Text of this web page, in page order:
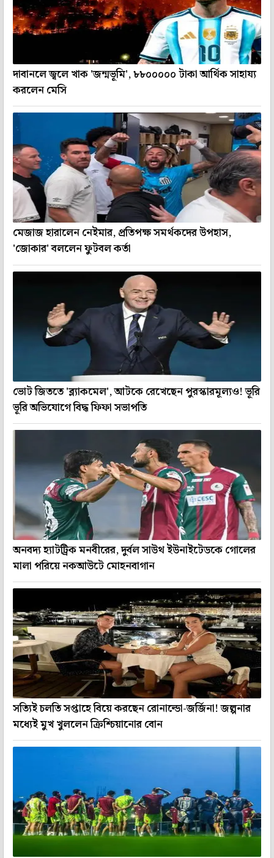
দাবানলে জ্বলে খাক 'জন্মভূমি', ৮৮০০০০০ টাকা আর্থিক সাহায্য
করলেন মেসি
মেজাজ হারালেন নেইমার, প্রতিপক্ষ সমর্থকদের উপহাস,
'জোকার' বললেন ফুটবল কর্তা
ভোট জিততে 'ব্ল্যাকমেল', আটকে রেখেছেন পুরস্কারমূল্যও! ভূরি
ভূরি অভিযোগে বিদ্ধ ফিফা সভাপতি
অনবদ্য হ্যাটট্রিক মনবীরের, দুর্বল সাউথ ইউনাইটেডকে গোলের
মালা পরিয়ে নকআউটে মোহনবাগান
সত্যিই চলতি সপ্তাহে বিয়ে করছেন রোনাল্ডো-জর্জিনা! জল্পনার
মধ্যেই মুখ খুললেন ক্রিশ্চিয়ানোর বোন